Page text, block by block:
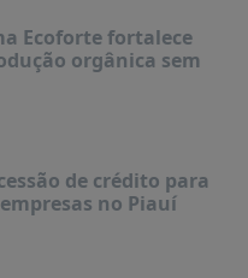
Ecoforte fortalece
orgânica sem
de crédito para
no Piauí